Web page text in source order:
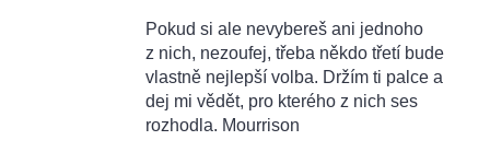
Pokud si ale nevybereš ani jednoho
z nich, nezoufej, třeba někdo třetí bude
vlastně nejlepší volba. Držím ti palce a
dej mi vědět, pro kterého z nich ses
rozhodla. Mourrison